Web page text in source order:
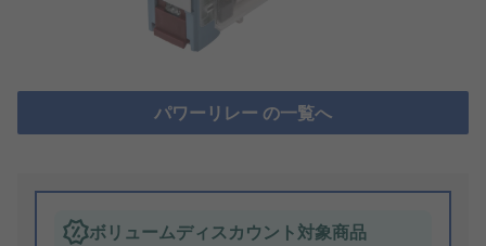
パワーリレー の一覧へ
ボリュームディスカウント対象商品